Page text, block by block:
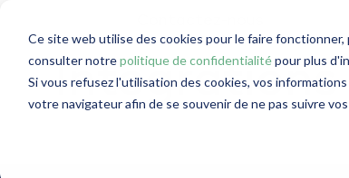
Ce site web utilise des cookies pour le faire fonctionner,
consulter notrepolitique de confidentialitépour plus
Si vous refusez l'utilisation des cookies, vos
votre navigateur afin de se souvenir de ne pas suivre
Intégrations